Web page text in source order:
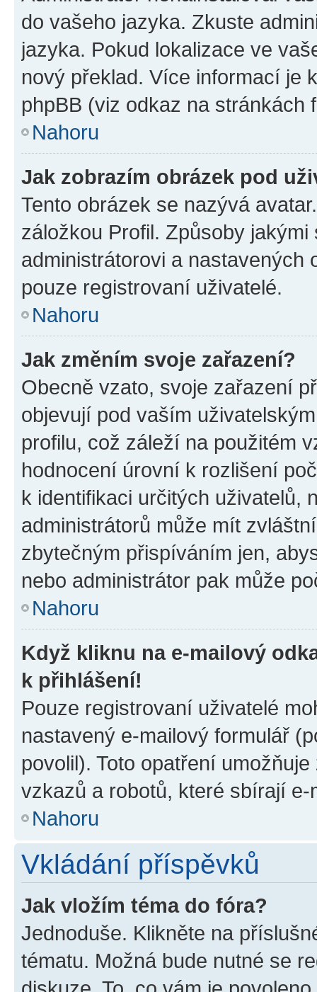
do vašeho jazyka. Zkuste
jazyka. Pokud lokalizace ve
nový překlad. Více informací je
phpBB (viz odkaz na stránkách
Nahoru
Jak zobrazím obrázek pod
Tento obrázek se nazývá
záložkou Profil. Způsoby
administrátorovi a nastavených
pouze registrovaní uživatelé.
Nahoru
Jak změním svoje zařazení?
Obecně vzato, svoje zařazení
objevují pod vaším
profilu, což záleží na použitém
hodnocení úrovní k rozlišení
k identifikaci určitých uživatelů,
administrátorů může mít
zbytečným přispíváním jen,
nebo administrátor pak může
Nahoru
Když kliknu na e-mailový
k přihlášení!
Pouze registrovaní uživatelé
nastavený e-mailový formulář
povolil). Toto opatření
vzkazů a robotů, které sbírají e-
Nahoru
Vkládání příspěvků
Jak vložím téma do fóra?
Jednoduše. Klikněte na
tématu. Možná bude nutné se